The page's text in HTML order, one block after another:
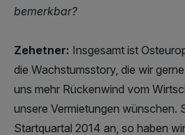
bemerkbar?
Zehetner: Insgesamt ist
die Wachstumsstory, die wir
uns mehr Rückenwind vom
unsere Vermietungen wünschen.
Startquartal 2014 an, so haben